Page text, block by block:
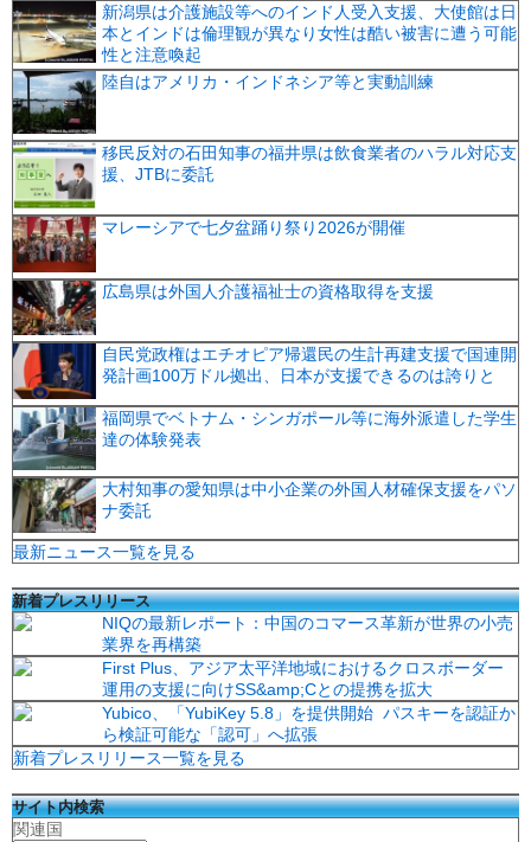
新潟県は介護施設等へのインド人受入支援、大使館は日
本とインドは倫理観が異なり女性は酷い被害に遭う可能
性と注意喚起
陸自はアメリカ・インドネシア等と実動訓練
移民反対の石田知事の福井県は飲食業者のハラル対応支
援、JTBに委託
マレーシアで七夕盆踊り祭り2026が開催
広島県は外国人介護福祉士の資格取得を支援
自民党政権はエチオピア帰還民の生計再建支援で国連開
発計画100万ドル拠出、日本が支援できるのは誇りと
福岡県でベトナム・シンガポール等に海外派遣した学生
達の体験発表
大村知事の愛知県は中小企業の外国人材確保支援をパソ
ナ委託
最新ニュース一覧を見る
新着プレスリリース
NIQの最新レポート：中国のコマース革新が世界の小売
業界を再構築
First Plus、アジア太平洋地域におけるクロスボーダー
運用の支援に向けSS&amp;Cとの提携を拡大
Yubico、「YubiKey 5.8」を提供開始 パスキーを認証か
ら検証可能な「認可」へ拡張
新着プレスリリース一覧を見る
サイト内検索
関連国